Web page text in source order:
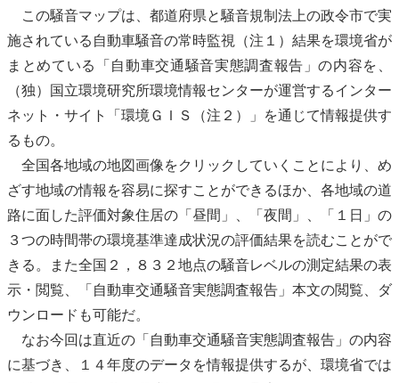
この騒音マップは、都道府県と騒音規制法上の政令市で実
施されている 自動車騒音の常時監視（注１）結果を環境省が
まとめている「自動車交通騒音実態調査報告」の内容を、
（独）国立環境研究所環境情報センターが運営するインター
ネット・サイト「環境ＧＩＳ（注２）」を通じて情報提供す
るもの。
全国各地域の地図画像をクリックしていくことにより、め
ざす地域の情報を容易に探すことができるほか、各地域の道
路に面した評価対象住居の「昼間」、「夜間」、「１日」の
３つの時間帯の環境基準達成状況の評価結果を読むことがで
きる。また全国２，８３２地点の騒音レベルの測定結果の表
示・閲覧、「自動車交通騒音実態調査報告」本文の閲覧、ダ
ウンロードも可能だ。
なお今回は直近の「自動車交通騒音実態調査報告」の内容
に基づき、１４年度のデータを情報提供するが、環境省では